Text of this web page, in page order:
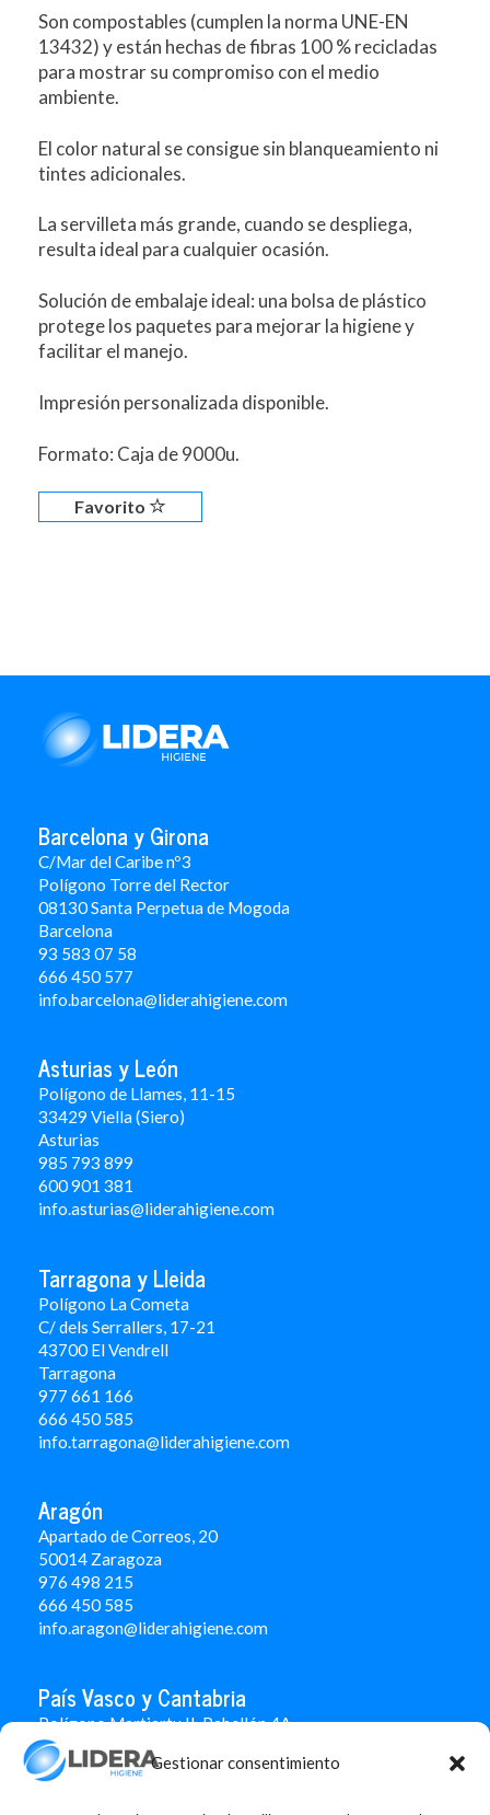
Gestionar consentimiento
Son compostables (cumplen la norma UNE-EN
13432) y están hechas de fibras 100 % recicladas
para mostrar su compromiso con el medio
ambiente.
El color natural se consigue sin blanqueamiento ni
tintes adicionales.
La servilleta más grande, cuando se despliega,
resulta ideal para cualquier ocasión.
Solución de embalaje ideal: una bolsa de plástico
protege los paquetes para mejorar la higiene y
facilitar el manejo.
Impresión personalizada disponible.
Formato: Caja de 9000u.
Favorito
Barcelona y Girona
C/Mar del Caribe nº3
Polígono Torre del Rector
08130 Santa Perpetua de Mogoda
Barcelona
93 583 07 58
666 450 577
info.barcelona@liderahigiene.com
Asturias y León
Polígono de Llames, 11-15
33429 Viella (Siero)
Asturias
985 793 899
600 901 381
info.asturias@liderahigiene.com
Tarragona y Lleida
Polígono La Cometa
C/ dels Serrallers, 17-21
43700 El Vendrell
Tarragona
977 661 166
666 450 585
info.tarragona@liderahigiene.com
Aragón
Apartado de Correos, 20
50014 Zaragoza
976 498 215
666 450 585
info.aragon@liderahigiene.com
País Vasco y Cantabria
Polígono Martiartu II. Pabellón 4A
48480 Arrigorriaga
Bizkaia